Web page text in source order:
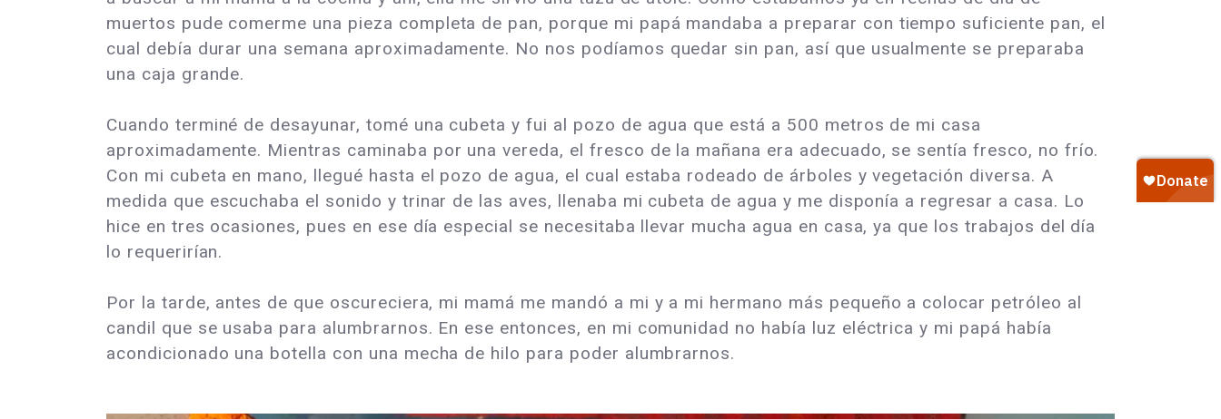
muertos pude comerme una pieza completa de pan, porque mi papá mandaba a preparar con tiempo suficiente pan, el
cual debía durar una semana aproximadamente. No nos podíamos quedar sin pan, así que usualmente se preparaba
una caja grande.
Cuando terminé de desayunar, tomé una cubeta y fui al pozo de agua que está a 500 metros de mi casa
aproximadamente. Mientras caminaba por una vereda, el fresco de la mañana era adecuado, se sentía fresco, no frío.
Con mi cubeta en mano, llegué hasta el pozo de agua, el cual estaba rodeado de árboles y vegetación diversa. A
medida que escuchaba el sonido y trinar de las aves, llenaba mi cubeta de agua y me disponía a regresar a casa. Lo
hice en tres ocasiones, pues en ese día especial se necesitaba llevar mucha agua en casa, ya que los trabajos del día
lo requerirían.
Por la tarde, antes de que oscureciera, mi mamá me mandó a mi y a mi hermano más pequeño a colocar petróleo al
candil que se usaba para alumbrarnos. En ese entonces, en mi comunidad no había luz eléctrica y mi papá había
acondicionado una botella con una mecha de hilo para poder alumbrarnos.